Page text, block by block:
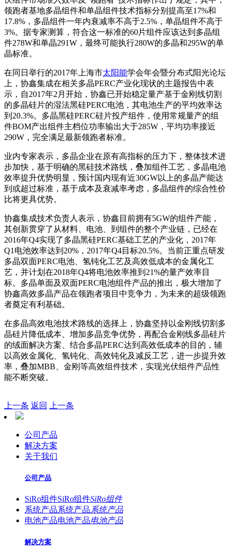
领跑者基地多晶组件和单晶组件技术指标分别提高至17%和
17.8%，多晶组件一年内衰减率不高于2.5%，单晶组件不高于
3%。据专家测算，符合这一标准的60片组件应该达到多晶组
件278W和单晶291W，最终可能执行280W的多晶和295W的单
晶标准。
在同日举行的2017年上海市太阳能学会年会暨分布式阳光论坛
上，协鑫集成在相关多晶PERC产业化现状的主题报告中表
示，自2017年2月开始，协鑫已开始稳定量产基于金刚线切割
的多晶硅片的湿法黑硅PERC电池，其电池生产的平均效率达
到20.3%。多晶黑硅PERC硅片投产组件，使用常规量产的组
件BOM产出组件主档位功率输出大于285W，平均功率接近
290W，完全满足最新领跑者标准。
业内专家表示，多晶企业在原有高指标的压力下，整体技术进
步加快，基于明确的黑硅技术路线，叠加组件工艺，多晶电池
效率提升优势明显，预计国内现有近30GW以上的多晶产能达
到或超过标准，基于成本及衰减率考虑，多晶组件的综合性价
比将更具优势。
协鑫集成技术负责人表示，协鑫目前拥有5GW的组件产能，
其创新贯穿了从材料、电池、到组件的整个产业链，已经在
2016年Q4实现了多晶黑硅PERC基础工艺的产业化，2017年
Q1电池效率达到20%，2017年Q4目标20.5%。当前正重点研发
多晶双面PERC电池、氢钝化工艺及高效低成本的金属化工
艺，并计划在2018年Q4将电池效率推到21%的量产效率目
标。多晶单面及双面PERC电池组件产品的推出，极大增加了
协鑫高效多晶产品在领跑者项目中竞争力，为未来的超级领跑
者奠定有利基础。
在多晶高效电池技术路线的选择上，协鑫坚持以金刚线切割多
晶硅片降低成本、增加多晶竞争优势，再配合金刚线多晶硅片
的绒面解决方案、结合多晶PERC达到高效低成本的目的，辅
以高效金属化、氢钝化、高效钝化及减反工艺，进一步提升效
率，叠加MBB、金刚等高效组件技术，实现光伏组件产品性
能不断突破。
上一条 返回 上一条
公司产品
解决方案
关于我们
公司产品
SiRo组件SiRo组件SiRo组件
系统产品系统产品 系统产品
电池产品电池产品电池产品
解决方案